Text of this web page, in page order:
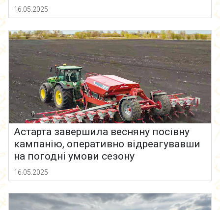
16.05.2025
Астарта завершила весняну посівну
кампанію, оперативно відреагувавши
на погодні умови сезону
16.05.2025